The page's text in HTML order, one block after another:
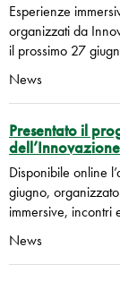
Esperienze
organizzati da
il prossimo 27
News
Presentato il
dell’Innovazione
Disponibile online
giugno,
immersive, incontri
News